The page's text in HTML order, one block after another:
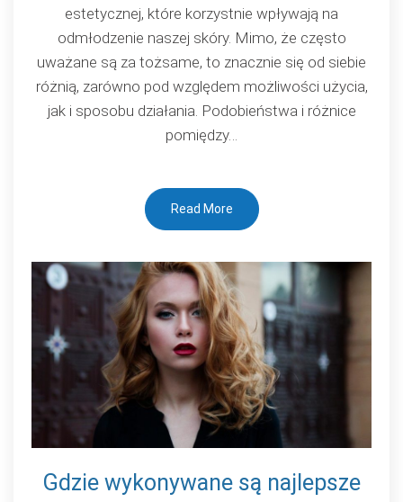
estetycznej, które korzystnie wpływają na
odmłodzenie naszej skóry. Mimo, że często
uważane są za tożsame, to znacznie się od siebie
różnią, zarówno pod względem możliwości użycia,
jak i sposobu działania. Podobieństwa i różnice
pomiędzy…
Read More
Gdzie wykonywane są najlepsze